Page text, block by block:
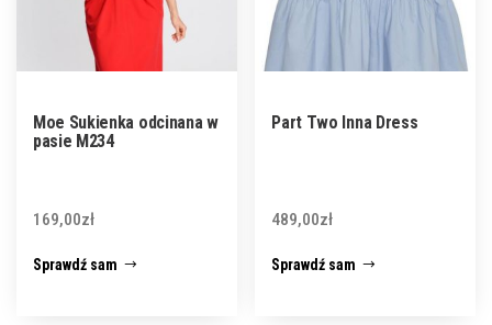
Moe Sukienka odcinana w
pasie M234
169,00zł
Sprawdź sam
Part Two Inna Dress
489,00zł
Sprawdź sam